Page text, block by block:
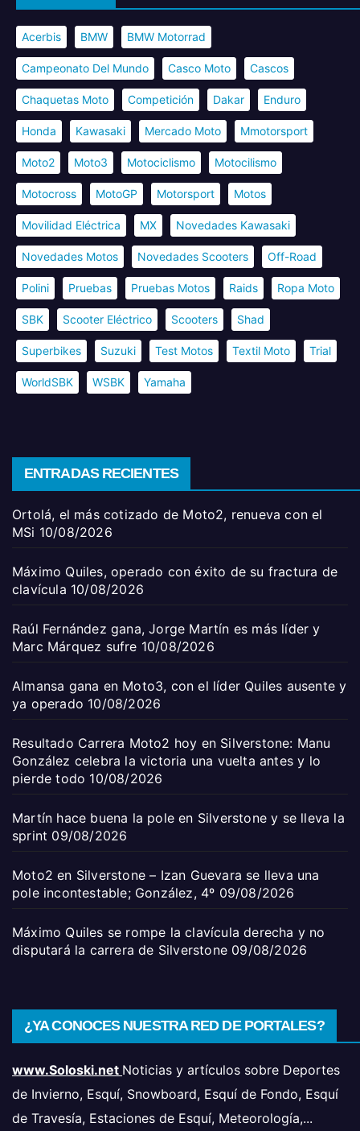
Acerbis BMW BMW Motorrad
Campeonato Del Mundo Casco Moto Cascos
Chaquetas Moto Competición Dakar Enduro
Honda Kawasaki Mercado Moto Mmotorsport
Moto2 Moto3 Motociclismo Motocilismo
Motocross MotoGP Motorsport Motos
Movilidad Eléctrica MX Novedades Kawasaki
Novedades Motos Novedades Scooters Off-Road
Polini Pruebas Pruebas Motos Raids Ropa Moto
SBK Scooter Eléctrico Scooters Shad
Superbikes Suzuki Test Motos Textil Moto Trial
WorldSBK WSBK Yamaha
ENTRADAS RECIENTES
Ortolá, el más cotizado de Moto2, renueva con el
MSi 10/08/2026
Máximo Quiles, operado con éxito de su fractura de
clavícula 10/08/2026
Raúl Fernández gana, Jorge Martín es más líder y
Marc Márquez sufre 10/08/2026
Almansa gana en Moto3, con el líder Quiles ausente y
ya operado 10/08/2026
Resultado Carrera Moto2 hoy en Silverstone: Manu
González celebra la victoria una vuelta antes y lo
pierde todo 10/08/2026
Martín hace buena la pole en Silverstone y se lleva la
sprint 09/08/2026
Moto2 en Silverstone – Izan Guevara se lleva una
pole incontestable; González, 4º 09/08/2026
Máximo Quiles se rompe la clavícula derecha y no
disputará la carrera de Silverstone 09/08/2026
¿YA CONOCES NUESTRA RED DE PORTALES?
www.Soloski.net Noticias y artículos sobre Deportes
de Invierno, Esquí, Snowboard, Esquí de Fondo, Esquí
de Travesía, Estaciones de Esquí, Meteorología,...